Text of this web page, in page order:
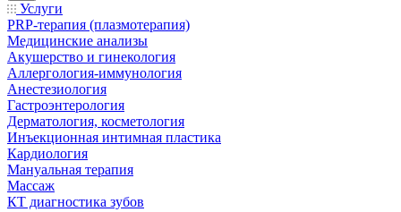
Услуги
PRP-терапия (плазмотерапия)
Медицинские анализы
Акушерство и гинекология
Аллергология-иммунология
Анестезиология
Гастроэнтерология
Дерматология, косметология
Инъекционная интимная пластика
Кардиология
Мануальная терапия
Массаж
КТ диагностика зубов